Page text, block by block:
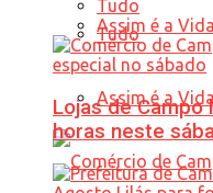
Tudo
Assim é a Vida
Tudo
Assim é a Vida
Lojas de
horas neste